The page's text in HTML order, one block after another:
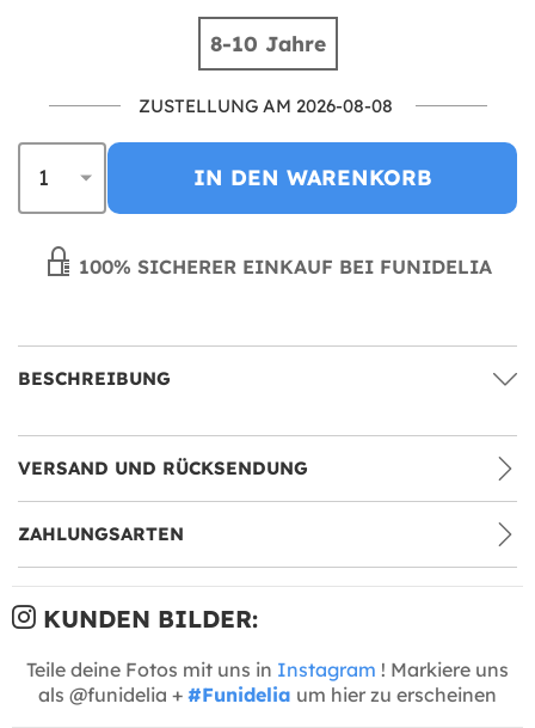
8-10 Jahre
ZUSTELLUNG AM 2026-08-08
IN DEN WARENKORB
100% SICHERER EINKAUF BEI FUNIDELIA
BESCHREIBUNG
VERSAND UND RÜCKSENDUNG
ZAHLUNGSARTEN
KUNDEN BILDER:
Teile deine Fotos mit uns in Instagram ! Markiere uns
als @funidelia + #Funidelia um hier zu erscheinen